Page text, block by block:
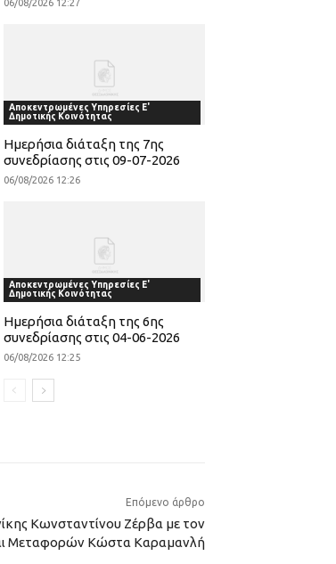
06/08/2026 12:27
Αποκεντρωμένες Υπηρεσίες Ε'
Δημοτικής Κοινότητας
Ημερήσια διάταξη της 7ης
συνεδρίασης στις 09-07-2026
06/08/2026 12:26
Αποκεντρωμένες Υπηρεσίες Ε'
Δημοτικής Κοινότητας
Ημερήσια διάταξη της 6ης
συνεδρίασης στις 04-06-2026
06/08/2026 12:25
Επόμενο άρθρο
Κωνσταντίνου Ζέρβα με τον
Μεταφορών Κώστα Καραμανλή